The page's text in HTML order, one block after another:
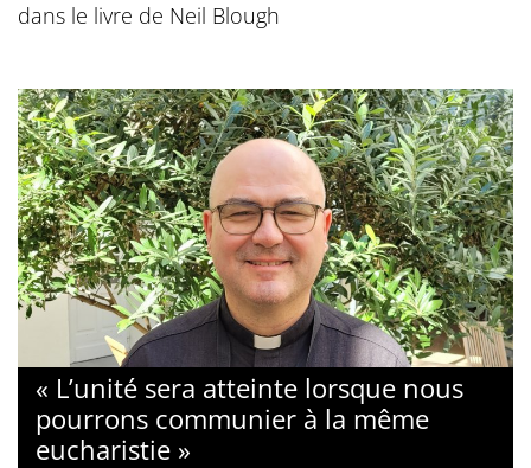
dans le livre de Neil Blough
« L’unité sera atteinte lorsque nous
pourrons communier à la même
eucharistie »